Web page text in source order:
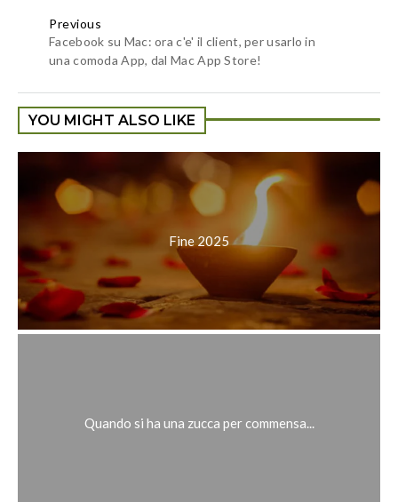
Previous
Facebook su Mac: ora c'e' il client, per usarlo in
una comoda App, dal Mac App Store!
YOU MIGHT ALSO LIKE
Fine 2025
Quando si ha una zucca per commensa...